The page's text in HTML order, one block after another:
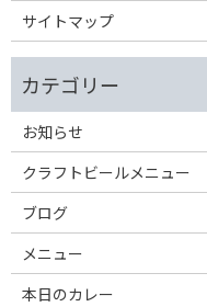
サイトマップ
お知らせ
クラフトビールメニュー
ブログ
メニュー
本日のカレー